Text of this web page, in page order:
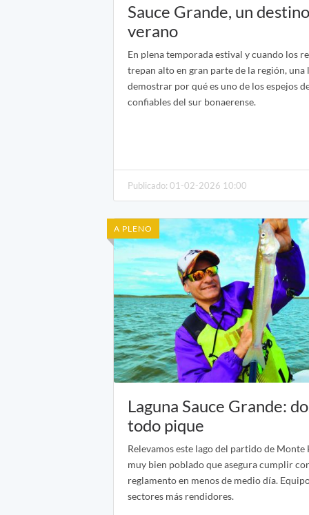
Sauce Grande, un
verano
En plena temporada estival y cuando los
trepan alto en gran parte de la región, una
demostrar por qué es uno de los espejos
confiables del sur bonaerense.
Publicado: 01-02-2026 10:00
A PLENO
Laguna Sauce Grande:
todo pique
Relevamos este lago del partido de Monte
muy bien poblado que asegura cumplir
reglamento en menos de medio día.
sectores más rendidores.